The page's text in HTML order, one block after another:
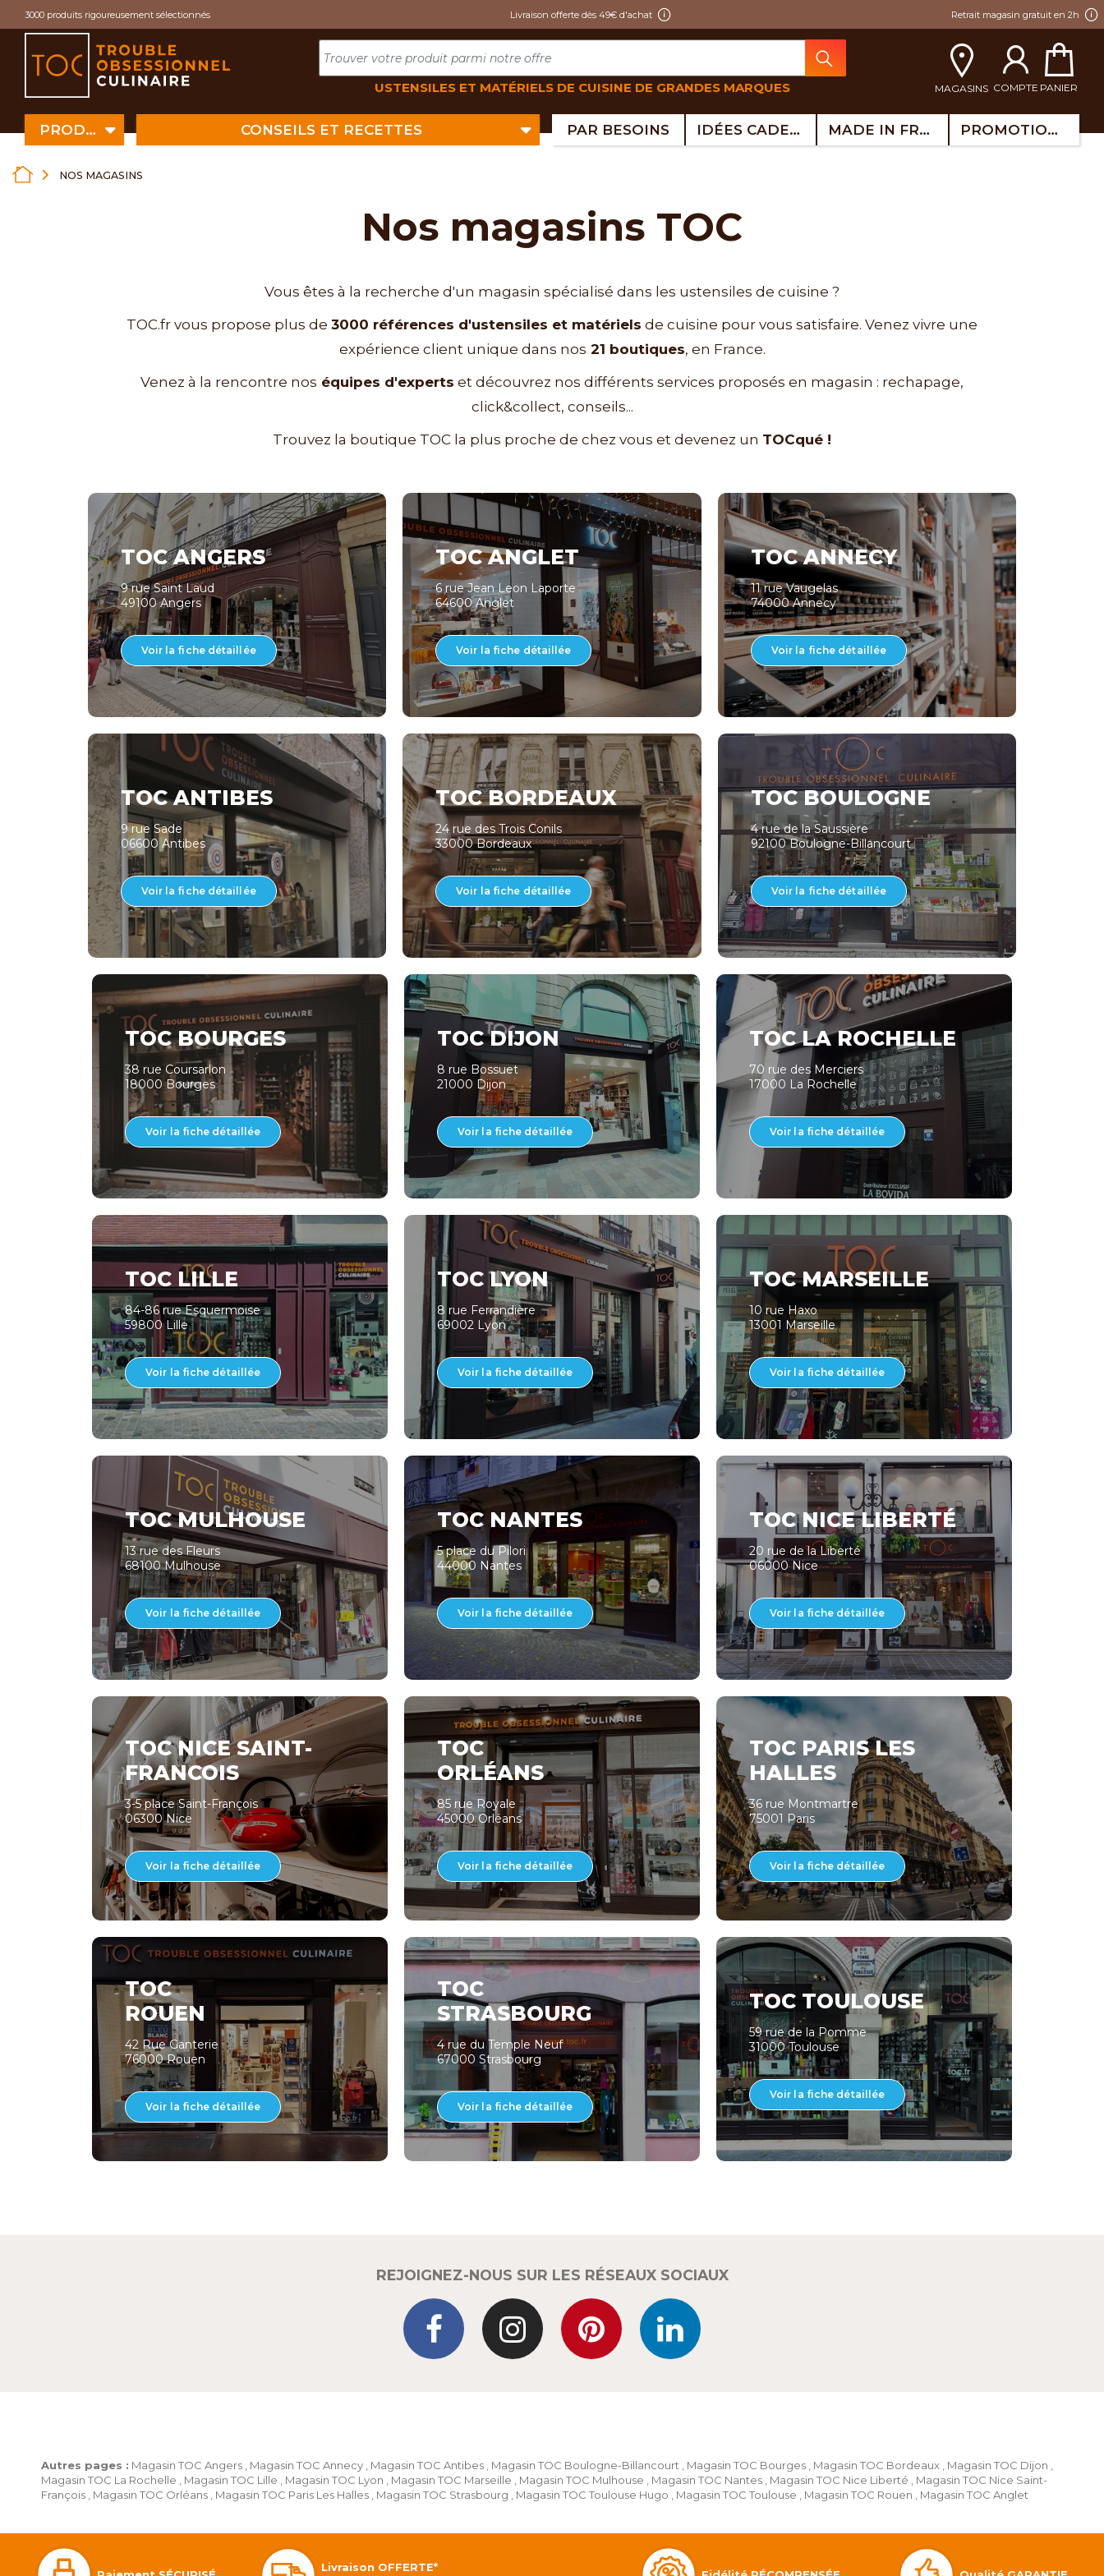
3000 produits rigoureusement sélectionnés Livraison offerte dès 49€ d'achat Retrait magasin gratuit en 2h
USTENSILES ET MATÉRIELS DE CUISINE DE GRANDES MARQUES MAGASINS COMPTE PANIER
PRODUITS CONSEILS ET RECETTES PAR BESOINS IDÉES CADEAUX MADE IN FRANCE PROMOTIONS
NOS MAGASINS
Nos magasins TOC
Vous êtes à la recherche d'un magasin spécialisé dans les ustensiles de cuisine ?
TOC.fr vous propose plus de 3000 références d'ustensiles et matériels de cuisine pour vous satisfaire. Venez vivre une
expérience client unique dans nos 21 boutiques, en France.
Venez à la rencontre nos équipes d'experts et découvrez nos différents services proposés en magasin : rechapage,
click&collect, conseils...
Trouvez la boutique TOC la plus proche de chez vous et devenez un TOCqué !
TOC ANGERS
9 rue Saint Laud
49100 Angers
Voir la fiche détaillée
TOC ANTIBES
9 rue Sade
06600 Antibes
Voir la fiche détaillée
TOC ANGLET
6 rue Jean Leon Laporte
64600 Anglet
Voir la fiche détaillée
TOC BORDEAUX
24 rue des Trois Conils
33000 Bordeaux
Voir la fiche détaillée
TOC ANNECY
11 rue Vaugelas
74000 Annecy
Voir la fiche détaillée
TOC BOULOGNE
4 rue de la Saussière
92100 Boulogne-Billancourt
Voir la fiche détaillée
TOC BOURGES
38 rue Coursarlon
18000 Bourges
Voir la fiche détaillée
TOC DIJON
8 rue Bossuet
21000 Dijon
Voir la fiche détaillée
TOC LA ROCHELLE
70 rue des Merciers
17000 La Rochelle
Voir la fiche détaillée
TOC LILLE
84-86 rue Esquermoise
59800 Lille
Voir la fiche détaillée
TOC LYON
8 rue Ferrandière
69002 Lyon
Voir la fiche détaillée
TOC MARSEILLE
10 rue Haxo
13001 Marseille
Voir la fiche détaillée
TOC MULHOUSE
13 rue des Fleurs
68100 Mulhouse
Voir la fiche détaillée
TOC NANTES
5 place du Pilori
44000 Nantes
Voir la fiche détaillée
TOC NICE LIBERTÉ
20 rue de la Liberté
06000 Nice
Voir la fiche détaillée
TOC NICE SAINT-
FRANCOIS
3-5 place Saint-François
06300 Nice
Voir la fiche détaillée
TOC
ORLÉANS
85 rue Royale
45000 Orléans
Voir la fiche détaillée
TOC PARIS LES
HALLES
36 rue Montmartre
75001 Paris
Voir la fiche détaillée
TOC
ROUEN
42 Rue Ganterie
76000 Rouen
Voir la fiche détaillée
TOC
STRASBOURG
4 rue du Temple Neuf
67000 Strasbourg
Voir la fiche détaillée
TOC TOULOUSE
59 rue de la Pomme
31000 Toulouse
Voir la fiche détaillée
REJOIGNEZ-NOUS SUR LES RÉSEAUX SOCIAUX
Autres pages : Magasin TOC Angers Magasin TOC Annecy Magasin TOC Antibes Magasin TOC Boulogne-Billancourt Magasin TOC Bourges Magasin TOC Bordeaux Magasin TOC Dijon
Magasin TOC La Rochelle
Magasin TOC Lille Magasin TOC Lyon Magasin TOC Marseille Magasin TOC Mulhouse Magasin TOC Nantes Magasin TOC Nice Liberté
Magasin TOC Nice Saint-
François
Magasin TOC Orléans Magasin TOC Paris Les Halles Magasin TOC Strasbourg Magasin TOC Toulouse Hugo Magasin TOC Toulouse Magasin TOC Rouen Magasin TOC Anglet
Livraison OFFERTE*